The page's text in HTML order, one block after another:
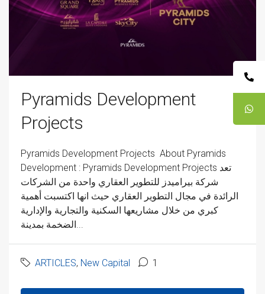
Pyramids Development
Projects
Pyramids Development Projects About Pyramids
Development : Pyramids Development Projects تعد
شركة بيراميدز للتطوير العقاري واحدة من الشركات
الرائدة في مجال التطوير العقاري حيث انها اكتسبت أهمية
كبري من خلال مشاريعها السكنية والتجارية والإدارية
الضخمة بمدينة...
ARTICLES, New Capital 1